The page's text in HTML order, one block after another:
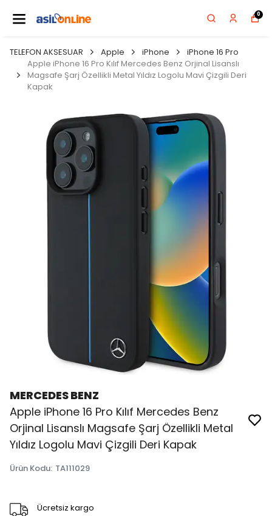
0
TELEFON AKSESUAR Apple iPhone
iPhone 16 Pro
Apple iPhone 16 Pro Kılıf Mercedes Benz Orjinal Lisanslı
Magsafe Şarj Özellikli Metal Yıldız Logolu Mavi Çizgili Deri
Kapak
MERCEDES BENZ
Apple iPhone 16 Pro Kılıf Mercedes Benz
Orjinal Lisanslı Magsafe Şarj Özellikli Metal
Yıldız Logolu Mavi Çizgili Deri Kapak
Ürün Kodu: TA111029
Ücretsiz kargo